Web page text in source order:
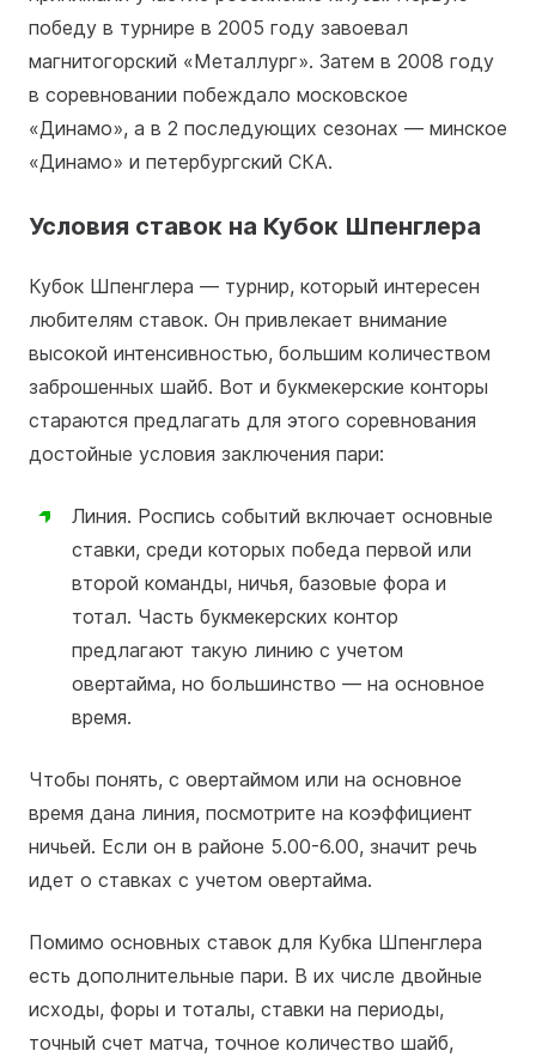
победу в турнире в 2005 году завоевал
магнитогорский «Металлург». Затем в 2008 году
в соревновании побеждало московское
«Динамо», а в 2 последующих сезонах — минское
«Динамо» и петербургский СКА.
Условия ставок на Кубок Шпенглера
Кубок Шпенглера — турнир, который интересен
любителям ставок. Он привлекает внимание
высокой интенсивностью, большим количеством
заброшенных шайб. Вот и букмекерские конторы
стараются предлагать для этого соревнования
достойные условия заключения пари:
Линия. Роспись событий включает основные
ставки, среди которых победа первой или
второй команды, ничья, базовые фора и
тотал. Часть букмекерских контор
предлагают такую линию с учетом
овертайма, но большинство — на основное
время.
Чтобы понять, с овертаймом или на основное
время дана линия, посмотрите на коэффициент
ничьей. Если он в районе 5.00-6.00, значит речь
идет о ставках с учетом овертайма.
Помимо основных ставок для Кубка Шпенглера
есть дополнительные пари. В их числе двойные
исходы, форы и тоталы, ставки на периоды,
точный счет матча, точное количество шайб,